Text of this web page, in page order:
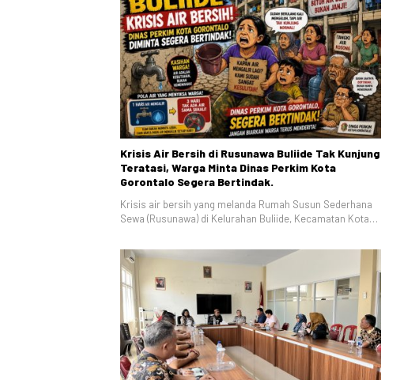
Krisis Air Bersih di Rusunawa Buliide Tak Kunjung
Teratasi, Warga Minta Dinas Perkim Kota
Gorontalo Segera Bertindak.
Krisis air bersih yang melanda Rumah Susun Sederhana
Sewa (Rusunawa) di Kelurahan Buliide, Kecamatan Kota…